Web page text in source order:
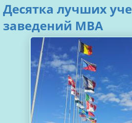
Десятка лучших
заведений MBA